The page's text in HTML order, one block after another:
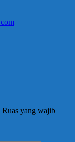
Ruas yang wajib